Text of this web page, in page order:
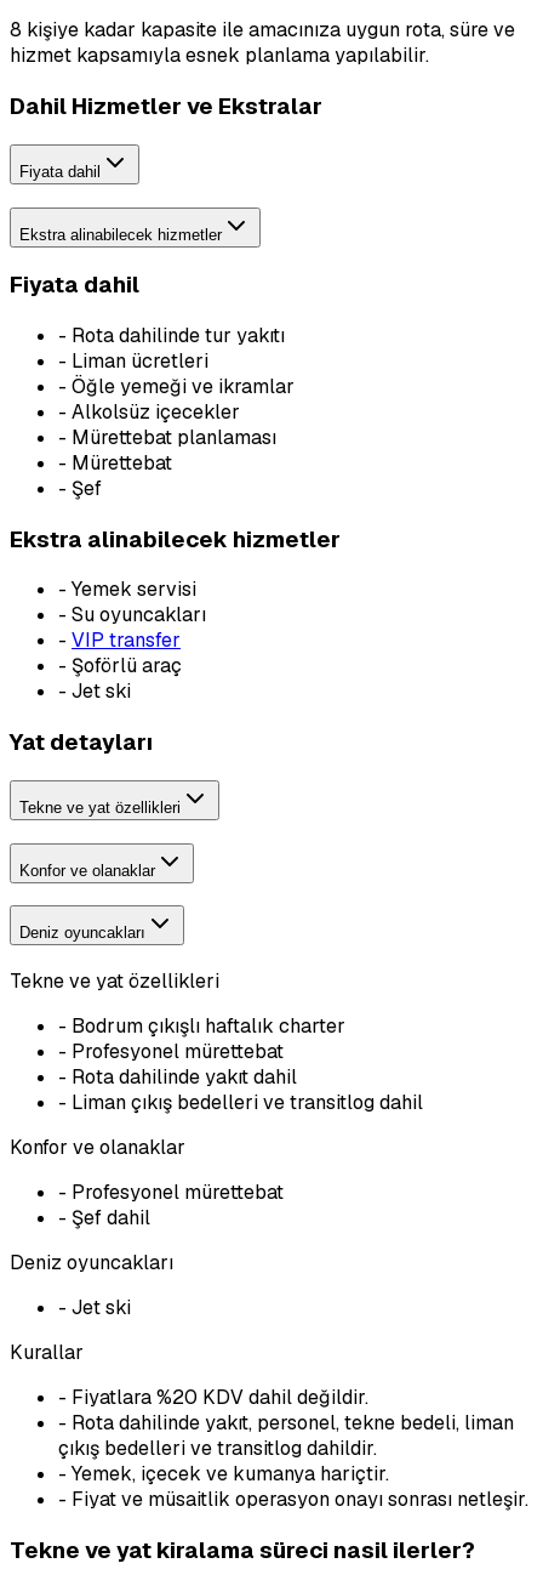
8 kişiye kadar kapasite ile amacınıza uygun rota, süre ve
hizmet kapsamıyla esnek planlama yapılabilir.
Dahil Hizmetler ve Ekstralar
Fiyata dahil
Ekstra alinabilecek hizmetler
Fiyata dahil
- Rota dahilinde tur yakıtı
- Liman ücretleri
- Öğle yemeği ve ikramlar
- Alkolsüz içecekler
- Mürettebat planlaması
- Mürettebat
- Şef
Ekstra alinabilecek hizmetler
- Yemek servisi
- Su oyuncakları
- VIP transfer
- Şoförlü araç
- Jet ski
Yat detayları
Tekne ve yat özellikleri
Konfor ve olanaklar
Deniz oyuncakları
Tekne ve yat özellikleri
- Bodrum çıkışlı haftalık charter
- Profesyonel mürettebat
- Rota dahilinde yakıt dahil
- Liman çıkış bedelleri ve transitlog dahil
Konfor ve olanaklar
- Profesyonel mürettebat
- Şef dahil
Deniz oyuncakları
- Jet ski
Kurallar
- Fiyatlara %20 KDV dahil değildir.
- Rota dahilinde yakıt, personel, tekne bedeli, liman
çıkış bedelleri ve transitlog dahildir.
- Yemek, içecek ve kumanya hariçtir.
- Fiyat ve müsaitlik operasyon onayı sonrası netleşir.
Tekne ve yat kiralama süreci nasil ilerler?